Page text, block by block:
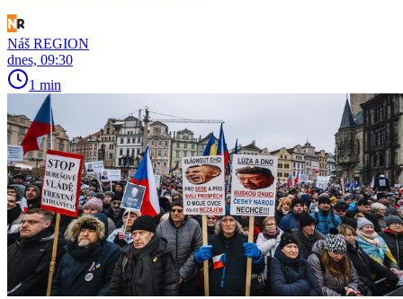
Náš REGION
dnes, 09:30
1 min